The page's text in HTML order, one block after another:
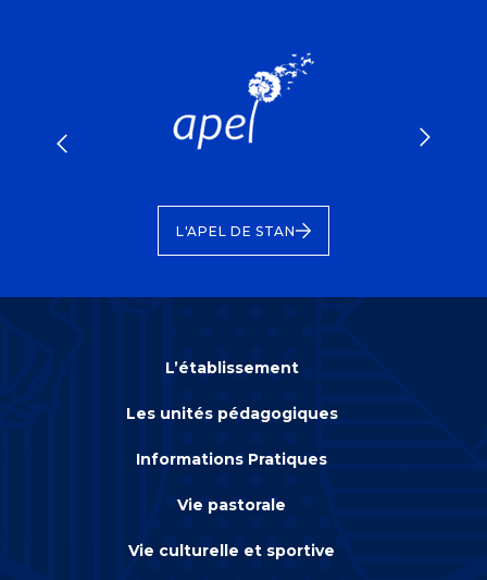
L'APEL DE STAN
L’établissement
Les unités pédagogiques
Informations Pratiques
Vie pastorale
Vie culturelle et sportive